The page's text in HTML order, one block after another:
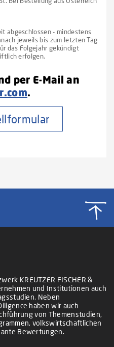
abgeschlossen - mindestens
jeweils bis zum letzten Tag
das Folgejahr gekündigt
erfolgen.
per E-Mail an
.
KREUTZER FISCHER &
und Institutionen auch
Neben
haben wir auch
von Themenstudien,
volkswirtschaftlichen
Bewertungen.